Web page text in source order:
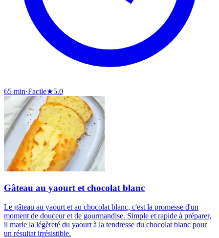
65 min·Facile★5.0
Gâteau au yaourt et chocolat blanc
Le gâteau au yaourt et au chocolat blanc, c'est la promesse d'un
moment de douceur et de gourmandise. Simple et rapide à préparer,
il marie la légèreté du yaourt à la tendresse du chocolat blanc pour
un résultat irrésistible.